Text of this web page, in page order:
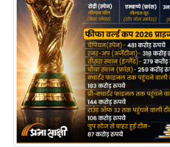
आ
र
.
आ
ई
.
चा